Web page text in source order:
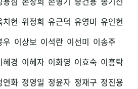
치현 위정희 유근덕 유영미 유인현
우 이상보 이석란 이선미 이송주
혜경 이혜자 이화영 이효숙 이흥탁
연화 정영일 정윤자 정재구 정진용